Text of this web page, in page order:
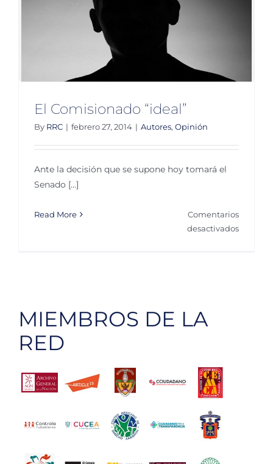
El Comisionado “ideal”
By RRC | febrero 27, 2014 | Autores, Opinión
Ante la decisión que se supone hoy tomará el
Senado [...]
Read More
Comentarios
desactivadosen
MIEMBROS DE LA
RED